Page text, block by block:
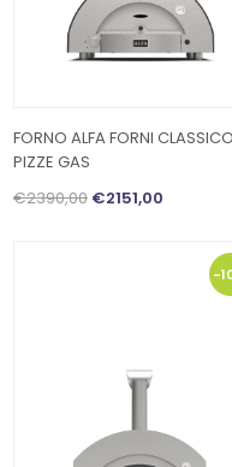
FORNO ALFA FORNI
PIZZE GAS
€2390,00 €2151,00
-